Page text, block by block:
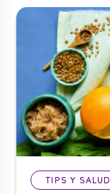
TIPS Y SALUD